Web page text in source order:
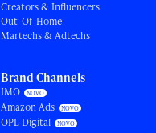
Creators & Influencers
Out-Of-Home
Martechs & Adtechs
Brand Channels
IMO
Amazon Ads
OPL Digital